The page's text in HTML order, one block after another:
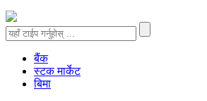
बैंक
स्टक मार्केट
बिमा